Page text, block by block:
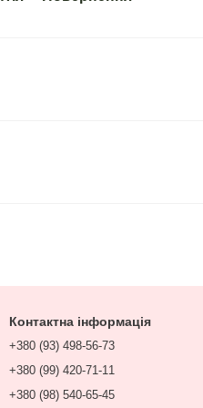
Контактна інформація
+380 (93) 498-56-73
+380 (99) 420-71-11
+380 (98) 540-65-45